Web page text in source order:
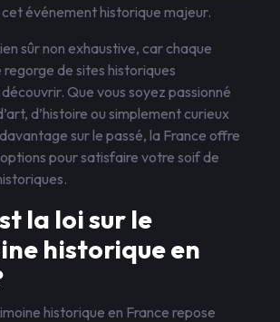
événement historique majeur.
sûr non exhaustive, car chaque
de sites historiques
Que vous soyez passionné
d’histoire ou simplement curieux
sur le passé, la France offre
pour satisfaire votre soif de
la loi sur le
historique en
historique en France repose